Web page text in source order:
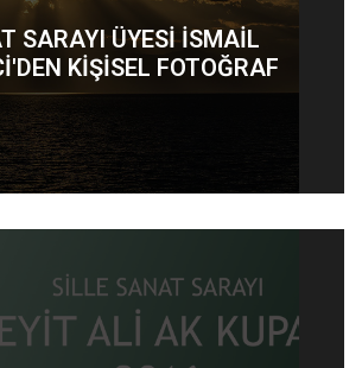
SARAYI ÜYESİ İSMAİL
KİŞİSEL FOTOĞRAF